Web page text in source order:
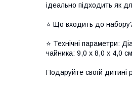
ідеально підходить як
⭐ Що входить до
⭐ Технічні параметри:
чайника: 9,0 х 8,0 х 4,0
Подаруйте своїй дитині